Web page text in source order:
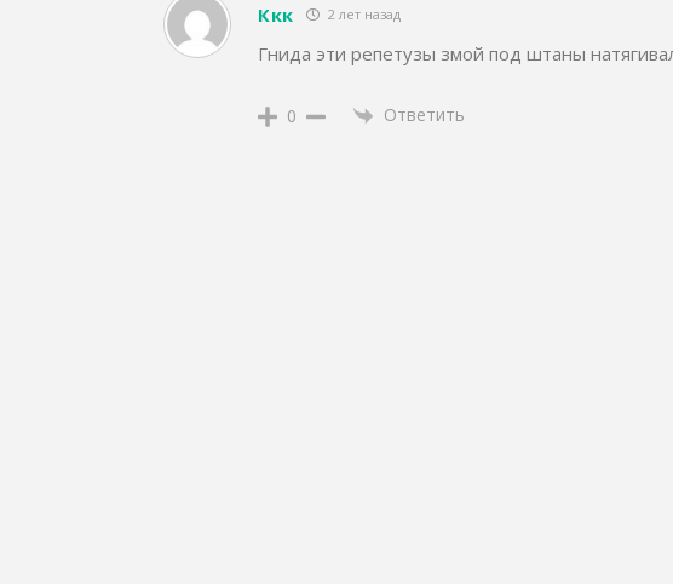
Ккк 2 лет назад
Гнида эти репетузы змой под штаны
0 Ответить